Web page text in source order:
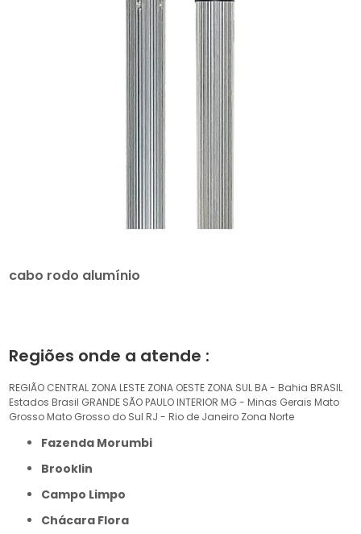
cabo rodo alumínio
Regiões onde a atende :
REGIÃO CENTRAL ZONA LESTE ZONA OESTE ZONA SUL BA - Bahia BRASIL
Estados Brasil GRANDE SÃO PAULO INTERIOR MG - Minas Gerais Mato
Grosso Mato Grosso do Sul RJ - Rio de Janeiro Zona Norte
Fazenda Morumbi
Brooklin
Campo Limpo
Chácara Flora